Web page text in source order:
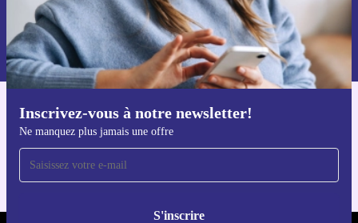
Inscrivez-vous à notre newsletter!
Ne manquez plus jamais une offre
S'inscrire
S'inscrire
Retrouvez les informations sur l'utilisation des données personnelles
dans notre
politique de confidentialité.
Téléchargez l'application refurbed
Pour iOS et Android